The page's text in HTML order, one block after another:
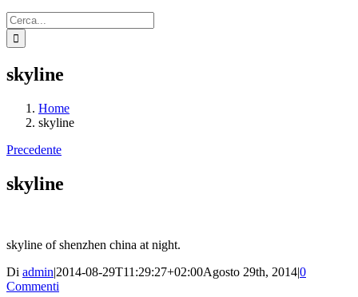
Cerca
per:
skyline
Home
skyline
Precedente
skyline
skyline of shenzhen china at night.
Di admin|2014-08-29T11:29:27+02:00Agosto 29th, 2014|0
Commenti